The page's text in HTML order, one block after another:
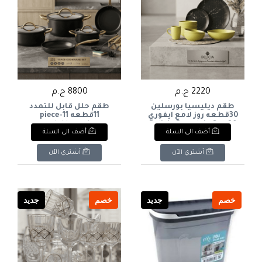
2220 ج.م
طقم ديليسيا بورسلين
30قطعه روز لامع ايفوري
Delicia Porcelain Set, 30
Pieces, Rose Ivory Glossy
أضف الى السلة
أشتري الآن
8800 ج.م
طقم حلل قابل للتمدد
11قطعه 11-piece
expandable cookware
set
أضف الى السلة
أشتري الآن
خصم جديد خصم جديد